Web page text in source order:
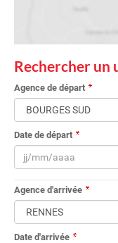
Rechercher
Agence de départ
Date de départ
Agence d'arrivée
Date d'arrivée